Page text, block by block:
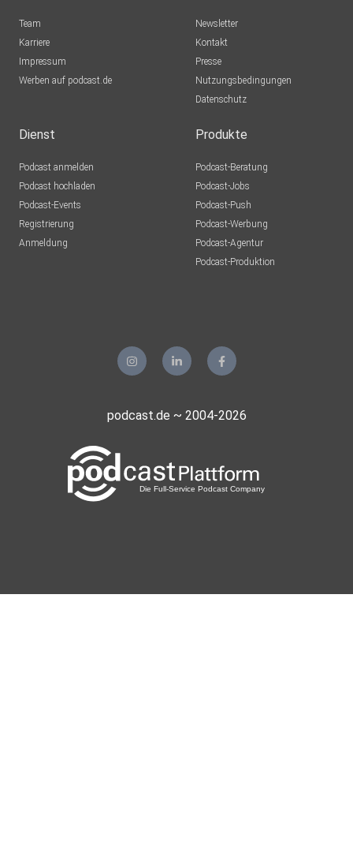
Team
Karriere
Impressum
Werben auf podcast.de
Newsletter
Kontakt
Presse
Nutzungsbedingungen
Datenschutz
Dienst
Podcast anmelden
Podcast hochladen
Podcast-Events
Registrierung
Anmeldung
Produkte
Podcast-Beratung
Podcast-Jobs
Podcast-Push
Podcast-Werbung
Podcast-Agentur
Podcast-Produktion
podcast.de ~ 2004-2026